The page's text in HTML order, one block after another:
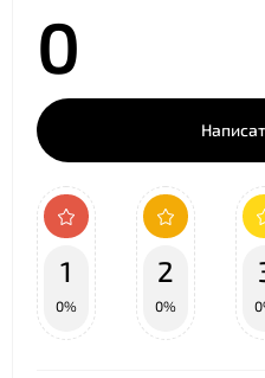
0
1
0%
2
0%